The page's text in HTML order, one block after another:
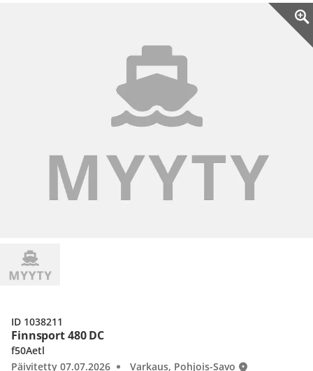
Finnsport 480 DC
f50Aetl
Päivitetty 07.07.2026
Varkaus, Pohjois-Savo
ID 1038211